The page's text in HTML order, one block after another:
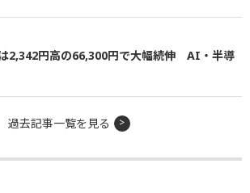
は2,342円高の66,300円で大幅続伸 AI・半導
過去記事一覧を見る